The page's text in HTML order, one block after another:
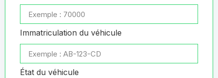
Immatriculation du véhicule
État du véhicule